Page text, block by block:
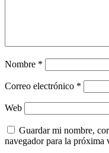
Nombre *
Correo electrónico *
Web
Guardar mi nombre,
navegador para la próxima